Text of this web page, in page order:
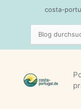
costa-